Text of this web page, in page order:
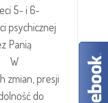
5- i 6-
psychicznej
Panią
W
zmian, presji
do